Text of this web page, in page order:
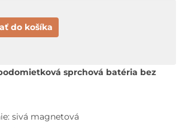
do košíka
sprchová batéria bez
sivá magnetová